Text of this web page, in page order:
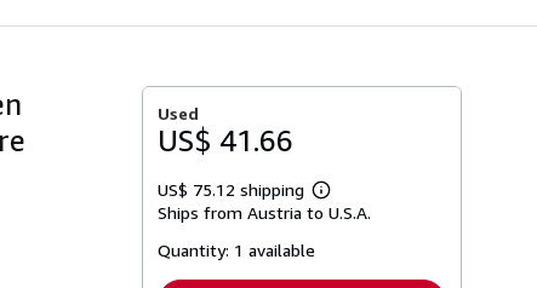
Used
US$ 41.66
US$ 75.12 shipping
Learn
more
Ships from Austria to U.S.A.
Quantity: 1 available